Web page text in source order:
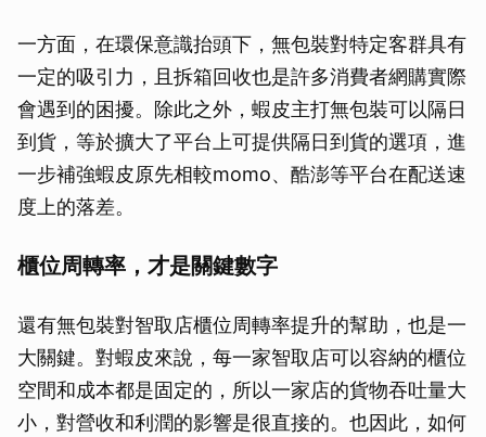
一方面，在環保意識抬頭下，無包裝對特定客群具有
一定的吸引力，且拆箱回收也是許多消費者網購實際
會遇到的困擾。除此之外，蝦皮主打無包裝可以隔日
到貨，等於擴大了平台上可提供隔日到貨的選項，進
一步補強蝦皮原先相較momo、酷澎等平台在配送速
度上的落差。
櫃位周轉率，才是關鍵數字
還有無包裝對智取店櫃位周轉率提升的幫助，也是一
大關鍵。對蝦皮來說，每一家智取店可以容納的櫃位
空間和成本都是固定的，所以一家店的貨物吞吐量大
小，對營收和利潤的影響是很直接的。也因此，如何